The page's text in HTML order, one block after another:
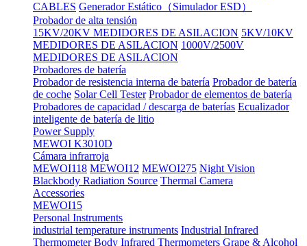
CABLES Generador Estático（Simulador ESD）
Probador de alta tensión
15KV/20KV MEDIDORES DE ASILACION 5KV/10KV
MEDIDORES DE ASILACION 1000V/2500V
MEDIDORES DE ASILACION
Probadores de batería
Probador de resistencia interna de batería Probador de batería
de coche Solar Cell Tester Probador de elementos de batería
Probadores de capacidad / descarga de baterías Ecualizador
inteligente de batería de litio
Power Supply
MEWOI K3010D
Cámara infrarroja
MEWOI118 MEWOI12 MEWOI275 Night Vision
Blackbody Radiation Source Thermal Camera
Accessories
MEWOI15
Personal Instruments
industrial temperature instruments Industrial Infrared
Thermometer Body Infrared Thermometers Grape & Alcohol